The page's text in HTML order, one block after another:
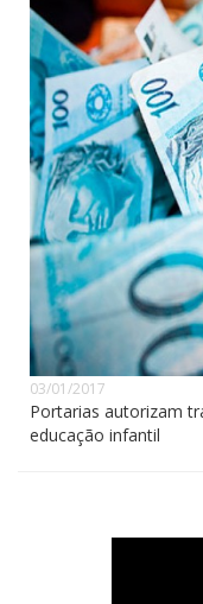
03/01/2017
Portarias autorizam
educação infantil